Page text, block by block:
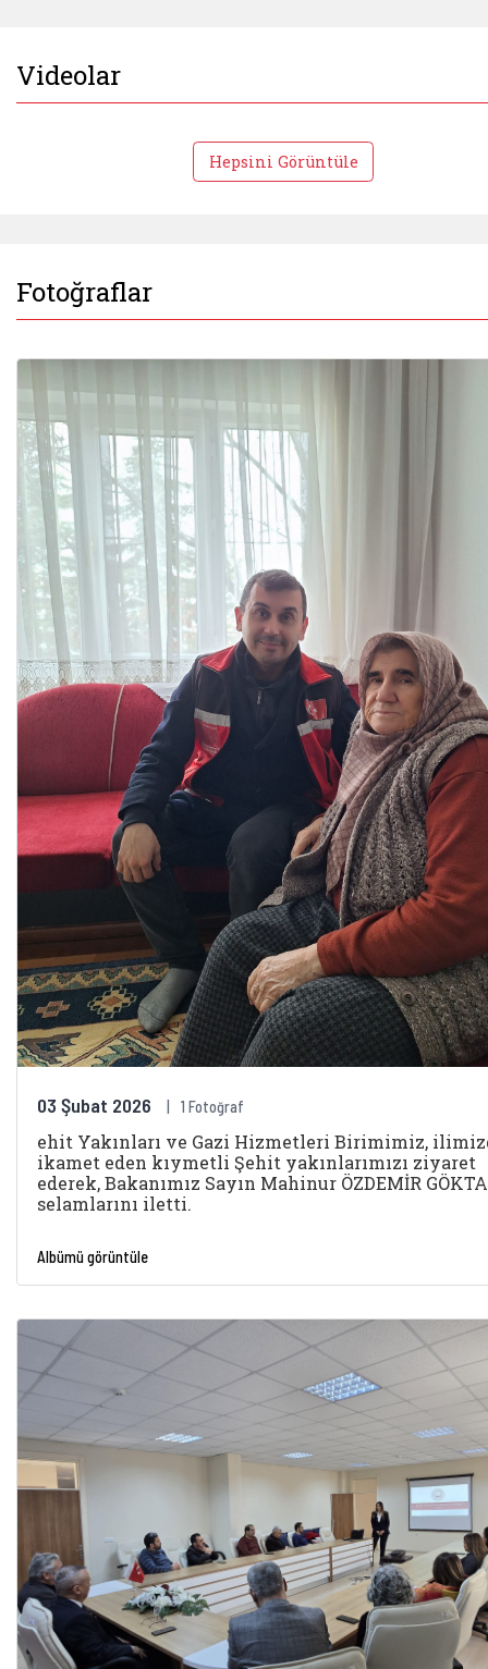
Videolar
Hepsini Görüntüle
Fotoğraflar
03 Şubat 2026 1 Fotoğraf
ehit Yakınları ve Gazi Hizmetleri Birimimiz,
ikamet eden kıymetli Şehit yakınlarımızı ziyaret
ederek, Bakanımız Sayın Mahinur ÖZDEMİR
selamlarını iletti.
Albümü görüntüle